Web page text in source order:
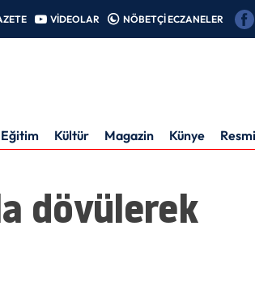
VİDEOLAR NÖBETÇİ ECZANELER
Eğitim Kültür Magazin Künye
dövülerek